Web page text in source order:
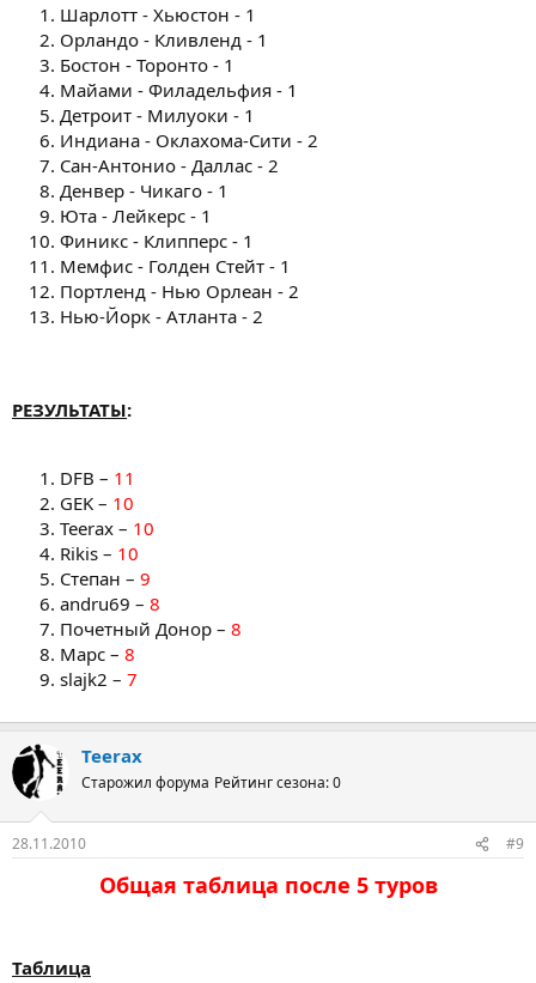
Шарлотт - Хьюстон - 1
Орландо - Кливленд - 1
Бостон - Торонто - 1
Майами - Филадельфия - 1
Детроит - Милуоки - 1
Индиана - Оклахома-Сити - 2
Сан-Антонио - Даллас - 2
Денвер - Чикаго - 1
Юта - Лейкерс - 1
Финикс - Клипперс - 1
Мемфис - Голден Стейт - 1
Портленд - Нью Орлеан - 2
Нью-Йорк - Атланта - 2
РЕЗУЛЬТАТЫ:
DFB – 11
GEK – 10
Teerax – 10
Rikis – 10
Степан – 9
andru69 – 8
Почетный Донор – 8
Марс – 8
slajk2 – 7
Teerax
Старожил форума Рейтинг сезона: 0
28.11.2010 #9
Общая таблица после 5 туров
Таблица